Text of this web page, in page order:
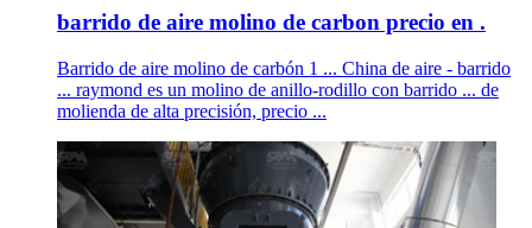
barrido de aire molino de carbon precio en .
Barrido de aire molino de carbón 1 ... China de aire - barrido
... raymond es un molino de anillo-rodillo con barrido ... de
molienda de alta precisión, precio ...